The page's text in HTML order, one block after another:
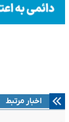
اخبار مرتبط